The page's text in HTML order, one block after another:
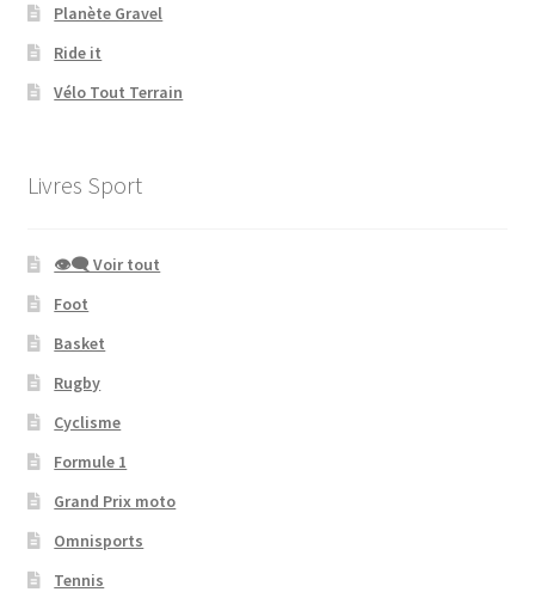
Planète Gravel
Ride it
Vélo Tout Terrain
Livres Sport
👁‍🗨 Voir tout
Foot
Basket
Rugby
Cyclisme
Formule 1
Grand Prix moto
Omnisports
Tennis